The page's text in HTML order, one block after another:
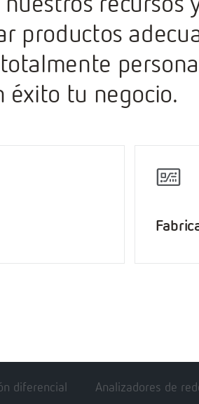
productos
éxito tu negocio.
diferencial Analizadores de